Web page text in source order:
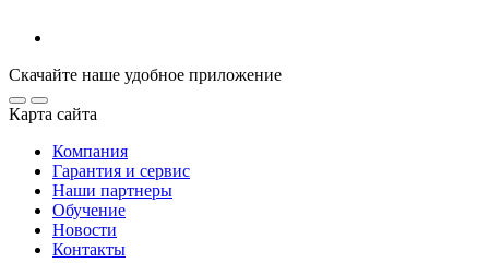
Скачайте наше удобное приложение
Карта сайта
Компания
Гарантия и сервис
Наши партнеры
Обучение
Новости
Контакты